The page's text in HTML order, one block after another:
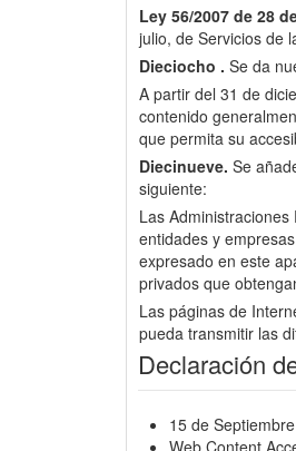
Ley 56/2007 de 28
julio, de Servicios de
Dieciocho . Se da
A partir del 31 de
contenido
que permita su
Diecinueve. Se
siguiente:
Las
entidades y
expresado en este
privados que
Las páginas de
pueda transmitir las
Declaración
15 de
Web Content